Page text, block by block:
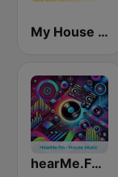
My House Radio
hearMe.FM House